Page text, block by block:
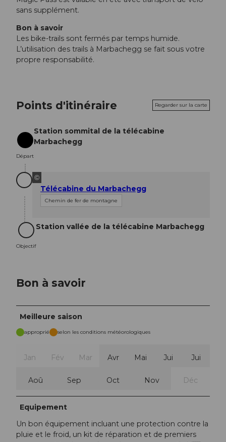
sans supplément.
Bon à savoir
Les bike-trails sont fermés par temps humide.
L’utilisation des trails à Marbachegg se fait sous votre
propre responsabilité.
Points d'itinéraire Regarder sur la carte
Départ
Départ
Station sommital de la télécabine
Marbachegg
©
Télécabine du Marbachegg
Chemin de fer de montagne
Objectif
Objectif
Station vallée de la télécabine Marbachegg
Bon à savoir
Meilleure saison
approprié selon les conditions météorologiques
Jan Fév Mar Avr Mai Jui Jui
Aoû Sep Oct Nov Déc
Equipement
Un bon équipement incluant une protection contre la
pluie et le froid, un kit de réparation et de premiers